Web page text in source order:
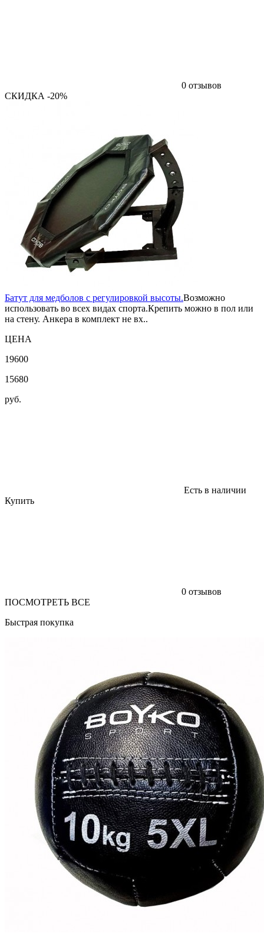
0 отзывов
СКИДКА -20%
Батут для медболов с регулировкой высоты.Возможно
использовать во всех видах спорта.Крепить можно в пол или
на стену. Анкера в комплект не вх..
ЦЕНА
19600
15680
руб.
Есть в наличии
Купить
0 отзывов
ПОСМОТРЕТЬ ВСЕ
Быстрая покупка